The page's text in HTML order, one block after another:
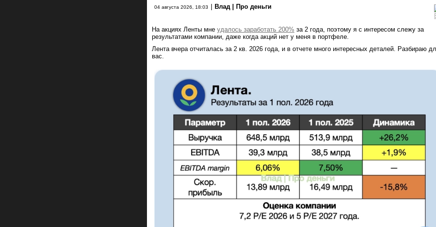
04 августа 2026, 18:03 Влад | Про деньги
На акциях Ленты мне удалось заработать 200% за 2 года, поэтому я с интересом слежу за
результатами компании, даже когда акций нет у меня в портфеле.
Лента вчера отчиталась за 2 кв. 2026 года, и в отчете много интересных деталей. Разбираю
вас.